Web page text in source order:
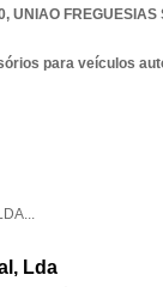
, UNIAO FREGUESIAS
para veículos
...
Lda